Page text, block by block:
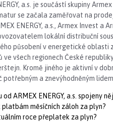
a.s. je součástí skupiny
se začala zaměřovat na
ENERGY, a.s., Armex Invest a
lokální distribuční
působení v energetické oblasti
ve všech regionech České
Kromě jiného je aktivní v
potřebným a znevýhodněným lidem.
od ARMEX ENERGY, a.s. spojeny
platbám měsíčních záloh za plyn?
roce přeplatek za plyn?